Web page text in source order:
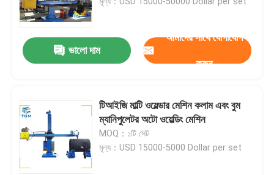
ভালো দাম
আমাদের সাথে যোগাযোগ
করুন
টিআইজি মাল্টি ওয়েল্ডার মেশিন কলাম এবং বুম
ম্যানিপুলেটর অটো ওয়েল্ডিং মেশিন
MOQ：১টি সেট
মূল্য：USD 15000-5000 Dollar per set